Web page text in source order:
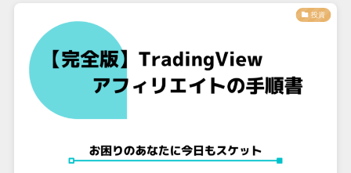
投資